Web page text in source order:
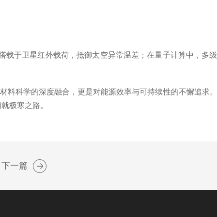
于卫星红外载荷，抵御太空异常温差；在量子计算中，多
科学的深度融合，更是对能源效率与可持续性的不懈追求
极寒之路。
下一篇